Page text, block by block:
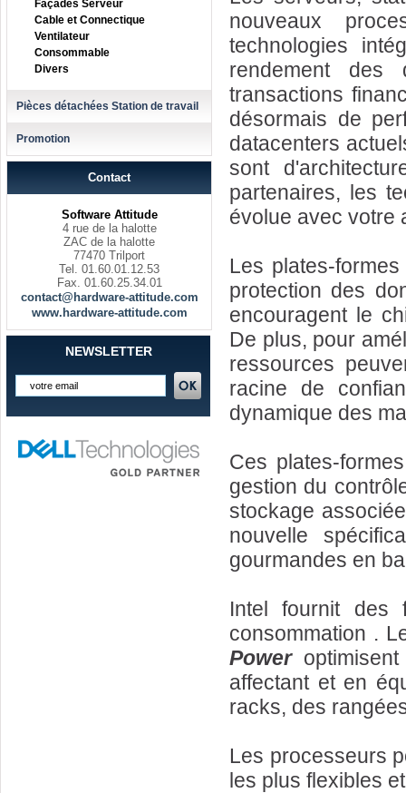
Façades Serveur
Cable et Connectique
Ventilateur
Consommable
Divers
Pièces détachées Station de travail
Promotion
Contact
Software Attitude
4 rue de la halotte
ZAC de la halotte
77470 Trilport
Tel. 01.60.01.12.53
Fax. 01.60.25.34.01
contact@hardware-attitude.com
www.hardware-attitude.com
NEWSLETTER
nouveaux
technologies
rendement des
transactions
désormais de
datacenters
sont
partenaires, les
évolue avec votre
Les plates-
protection des
encouragent le
De plus, pour
ressources
racine de
dynamique des
Ces plates-
gestion du
stockage
nouvelle
gourmandes en
Intel fournit des
consommation .
Poweroptimisent
affectant et en
racks, des
Les processeurs
les plus flexibles